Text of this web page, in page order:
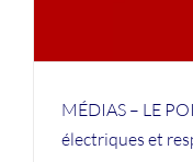
MÉDIAS – LE
électriques et